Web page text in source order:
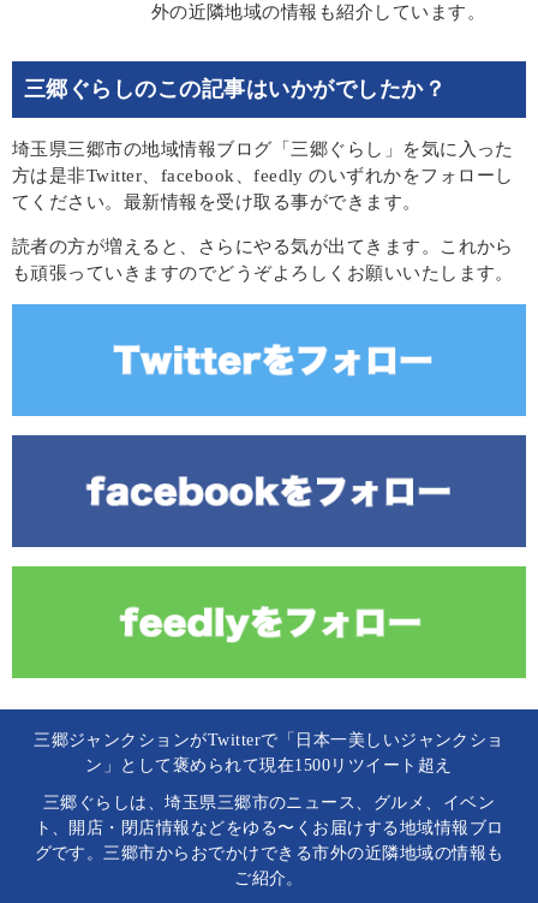
外の近隣地域の情報も紹介しています。
三郷ぐらしのこの記事はいかがでしたか？
埼玉県三郷市の地域情報ブログ「三郷ぐらし」を気に入った
方は是非Twitter、facebook、feedly のいずれかをフォローし
てください。最新情報を受け取る事ができます。
読者の方が増えると、さらにやる気が出てきます。これから
も頑張っていきますのでどうぞよろしくお願いいたします。
三郷ジャンクションがTwitterで「日本一美しいジャンクショ
ン」として褒められて現在1500リツイート超え
三郷ぐらしは、埼玉県三郷市のニュース、グルメ、イベン
ト、開店・閉店情報などをゆる〜くお届けする地域情報ブロ
グです。三郷市からおでかけできる市外の近隣地域の情報も
ご紹介。